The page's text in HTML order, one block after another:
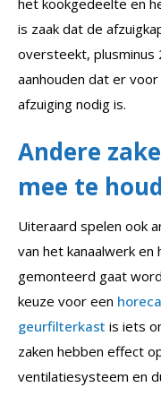
het kookgedeelte en
is zaak dat de
oversteekt, plusminus
aanhouden dat er
afzuiging nodig is.
Andere
mee te
Uiteraard spelen ook
van het kanaalwerk
gemonteerd gaat
keuze voor een
geurfilterkast is iets
zaken hebben effect
ventilatiesysteem en